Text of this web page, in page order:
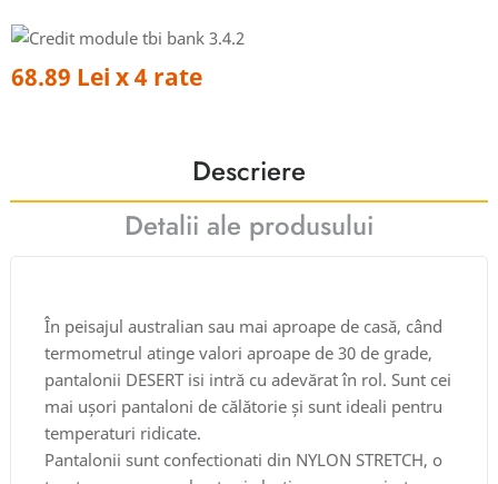
68.89 Lei x 4 rate
Descriere
Detalii ale produsului
În peisajul australian sau mai aproape de casă, când
termometrul atinge valori aproape de 30 de grade,
pantalonii DESERT isi intră cu adevărat în rol. Sunt cei
mai ușori pantaloni de călătorie și sunt ideali pentru
temperaturi ridicate.
Pantalonii sunt confectionati din NYLON STRETCH, o